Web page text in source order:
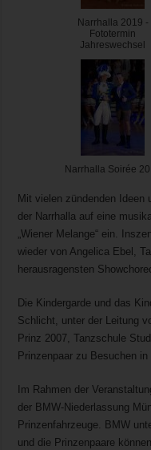
Narrhalla 2019 -
Fototermin
Jahreswechsel
Narrhalla Soirée
Mit vielen zündenden Ideen
der Narrhalla auf eine
„Wiener Melange“ ein.
wieder von Angelica Ebel,
herausragensten
Die Kindergarde und das
Schlicht, unter der Leitung
Prinz 2007, Tanzschule
Prinzenpaar zu Besuchen in
Im Rahmen der
der BMW-Niederlassung
Prinzenfahrzeuge. BMW
und die Prinzenpaare